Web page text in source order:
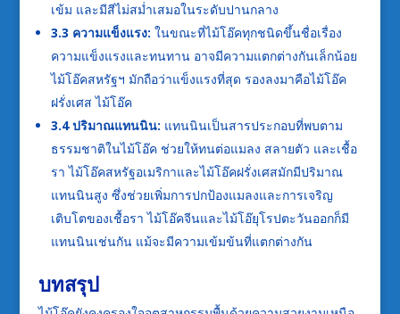
เข้ม และมีสีไม่สม่ำเสมอในระดับปานกลาง
3.3 ความแข็งแรง: ในขณะที่ไม้โอ๊คทุกชนิดขึ้นชื่อเรื่อง
ความแข็งแรงและทนทาน อาจมีความแตกต่างกันเล็กน้อย
ไม้โอ๊คสหรัฐฯ มักถือว่าแข็งแรงที่สุด รองลงมาคือไม้โอ๊ค
ฝรั่งเศส ไม้โอ๊ค
3.4 ปริมาณแทนนิน: แทนนินเป็นสารประกอบที่พบตาม
ธรรมชาติในไม้โอ๊ค ช่วยให้ทนต่อแมลง สลายตัว และเชื้อ
รา ไม้โอ๊คสหรัฐอเมริกาและไม้โอ๊คฝรั่งเศสมักมีปริมาณ
แทนนินสูง ซึ่งช่วยเพิ่มการปกป้องแมลงและการเจริญ
เติบโตของเชื้อรา ไม้โอ๊คจีนและไม้โอ๊ยุโรปตะวันออกก็มี
แทนนินเช่นกัน แม้จะมีความเข้มข้นที่แตกต่างกัน
บทสรุป